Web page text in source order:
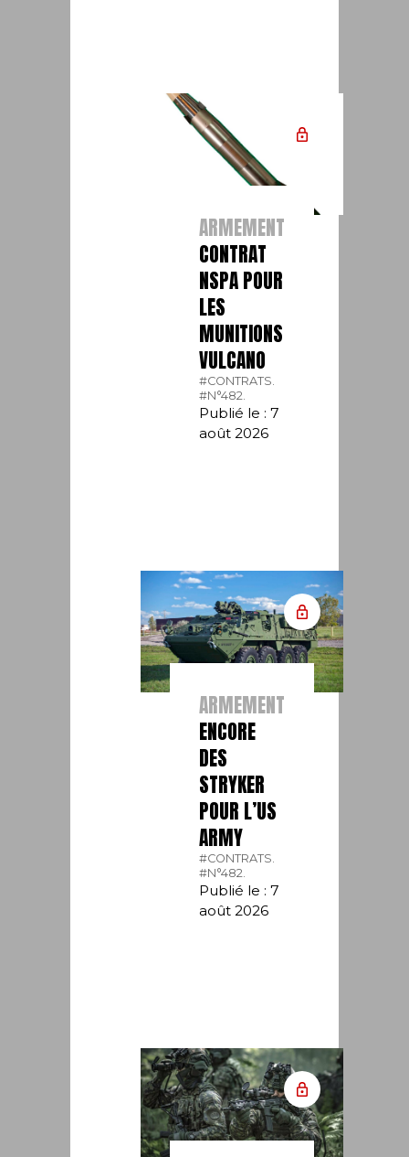
ARMEMENT
CONTRAT
NSPA POUR
LES
MUNITIONS
VULCANO
#CONTRATS.
#N°482.
Publié le : 7
août 2026
ARMEMENT
ENCORE
DES
STRYKER
POUR L’US
ARMY
#CONTRATS.
#N°482.
Publié le : 7
août 2026